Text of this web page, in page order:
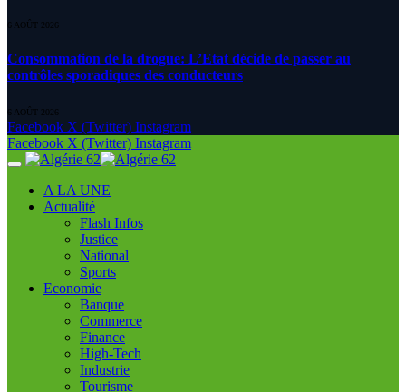
6 AOÛT 2026
Consommation de la drogue: L’Etat décide de passer au
contrôles sporadiques des conducteurs
6 AOÛT 2026
Facebook X (Twitter) Instagram
Facebook X (Twitter) Instagram
A LA UNE
Actualité
Flash Infos
Justice
National
Sports
Economie
Banque
Commerce
Finance
High-Tech
Industrie
Tourisme